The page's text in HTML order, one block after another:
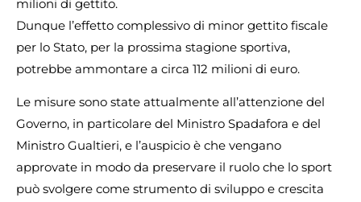
milioni di gettito.
Dunque l’effetto complessivo di minor gettito fiscale
per lo Stato, per la prossima stagione sportiva,
potrebbe ammontare a circa 112 milioni di euro.
Le misure sono state attualmente all’attenzione del
Governo, in particolare del Ministro Spadafora e del
Ministro Gualtieri, e l’auspicio è che vengano
approvate in modo da preservare il ruolo che lo sport
può svolgere come strumento di sviluppo e crescita